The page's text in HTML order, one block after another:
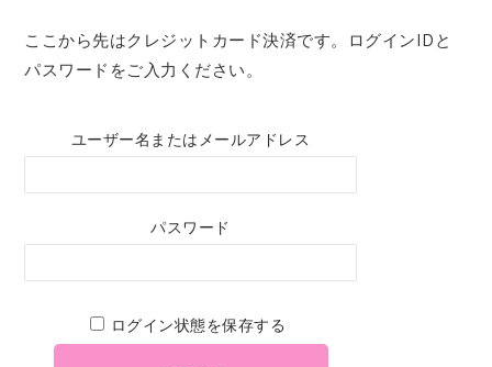
ここから先はクレジットカード決済です。ログインIDと
パスワードをご入力ください。
ユーザー名またはメールアドレス
パスワード
ログイン状態を保存する